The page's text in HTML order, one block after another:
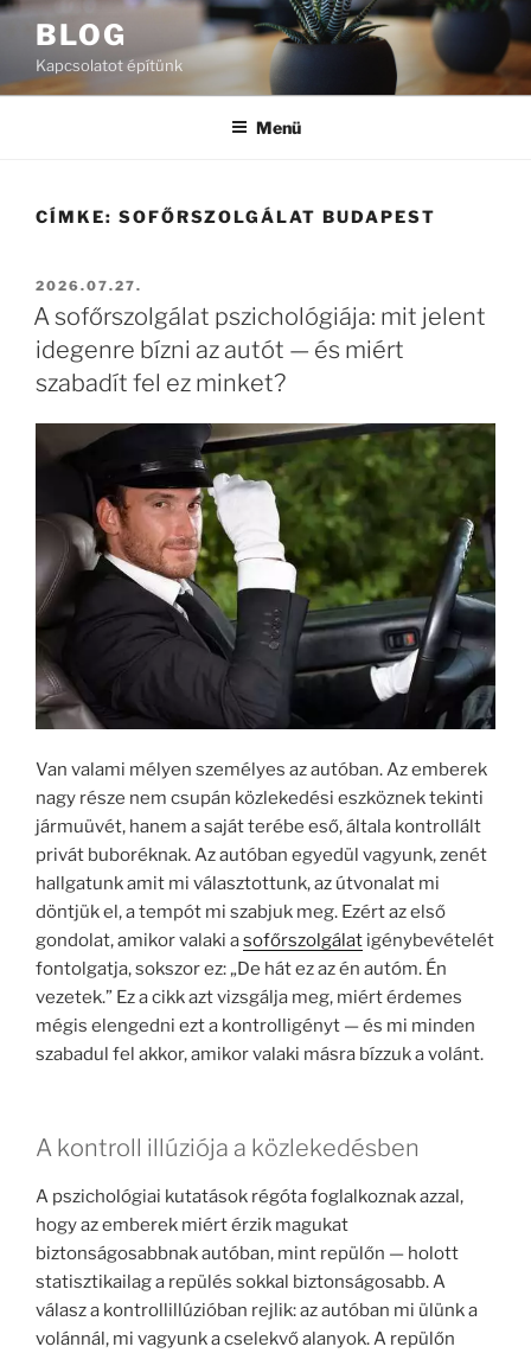
Tartalomhoz
BLOG
Kapcsolatot építünk
Menü
CÍMKE: SOFŐRSZOLGÁLAT BUDAPEST
BEKÜLDVE:
2026.07.27.
A sofőrszolgálat pszichológiája: mit jelent
idegenre bízni az autót — és miért
szabadít fel ez minket?
Van valami mélyen személyes az autóban. Az emberek
nagy része nem csupán közlekedési eszköznek tekinti
jármuüvét, hanem a saját terébe eső, általa kontrollált
privát buboréknak. Az autóban egyedül vagyunk, zenét
hallgatunk amit mi választottunk, az útvonalat mi
döntjük el, a tempót mi szabjuk meg. Ezért az első
gondolat, amikor valaki asofőrszolgálat igénybevételét
fontolgatja, sokszor ez: „De hát ez az én autóm. Én
vezetek.” Ez a cikk azt vizsgálja meg, miért érdemes
mégis elengedni ezt a kontrolligényt — és mi minden
szabadul fel akkor, amikor valaki másra bízzuk a volánt.
A kontroll illúziója a közlekedésben
A pszichológiai kutatások régóta foglalkoznak azzal,
hogy az emberek miért érzik magukat
biztonságosabbnak autóban, mint repülőn — holott
statisztikailag a repülés sokkal biztonságosabb. A
válasz a kontrollillúzióban rejlik: az autóban mi ülünk a
volánnál, mi vagyunk a cselekvő alanyok. A repülőn